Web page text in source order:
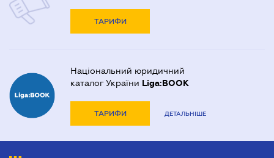
ТАРИФИ
Національний юридичний
каталог України Liga:BOOK
ТАРИФИ ДЕТАЛЬНІШЕ